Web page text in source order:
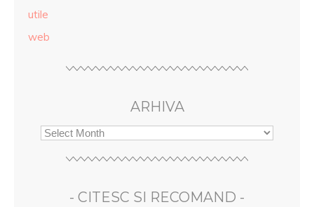
utile
web
ARHIVA
- CITESC SI RECOMAND -